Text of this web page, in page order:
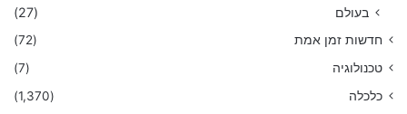
בעולם (27)
חדשות זמן אמת
(72)
טכנולוגיה
(7)
כלכלה
(1,370)